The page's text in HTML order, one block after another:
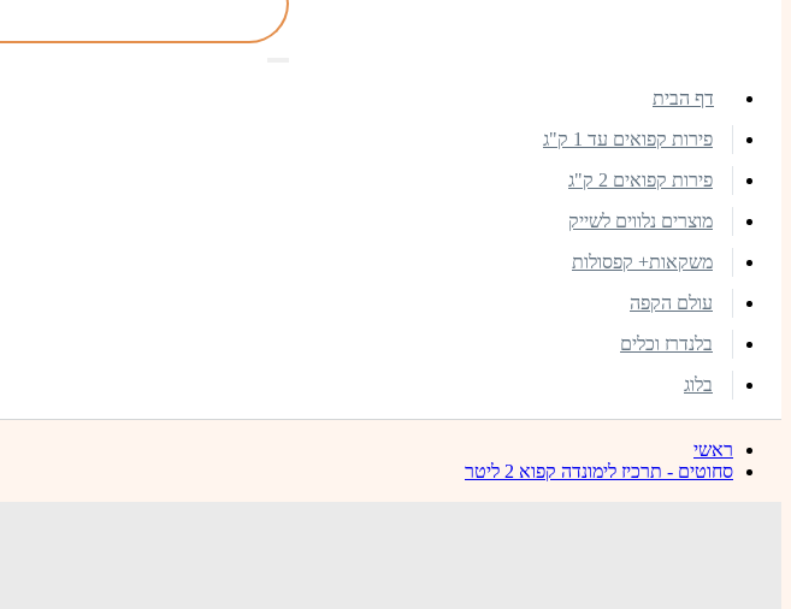
דף הבית
פירות קפואים עד 1 ק"ג
פירות קפואים 2 ק"ג
מוצרים נלווים לשייק
משקאות+ קפסולות
עולם הקפה
בלנדרז וכלים
בלוג
ראשי
סחוטים - תרכיז לימונדה קפוא 2 ליטר